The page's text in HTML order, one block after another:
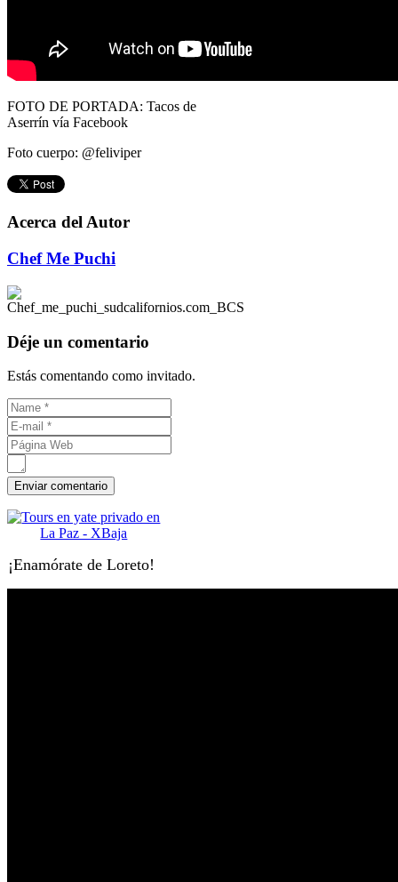
FOTO DE PORTADA: Tacos de
Aserrín vía Facebook
Foto cuerpo: @feliviper
Acerca del Autor
Chef Me Puchi
Déje un comentario
Estás comentando como invitado.
¡Enamórate de Loreto!